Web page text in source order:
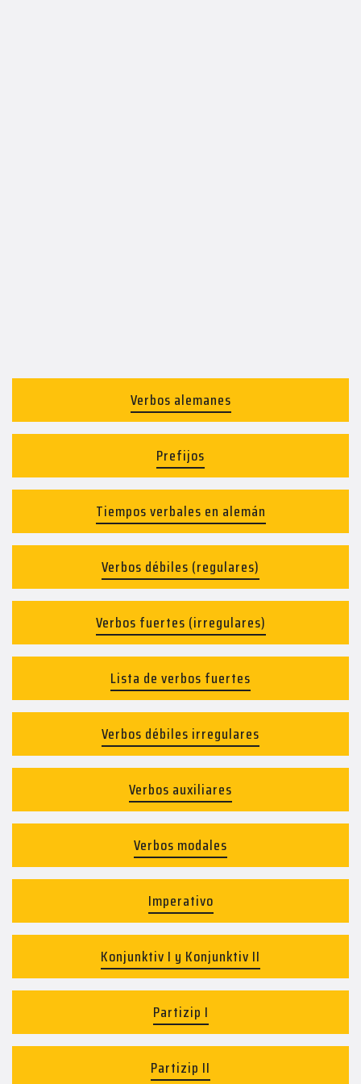
Verbos alemanes
Prefijos
Tiempos verbales en alemán
Verbos débiles (regulares)
Verbos fuertes (irregulares)
Lista de verbos fuertes
Verbos débiles irregulares
Verbos auxiliares
Verbos modales
Imperativo
Konjunktiv I y Konjunktiv II
Partizip I
Partizip II